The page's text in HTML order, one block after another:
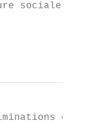
sociale
et